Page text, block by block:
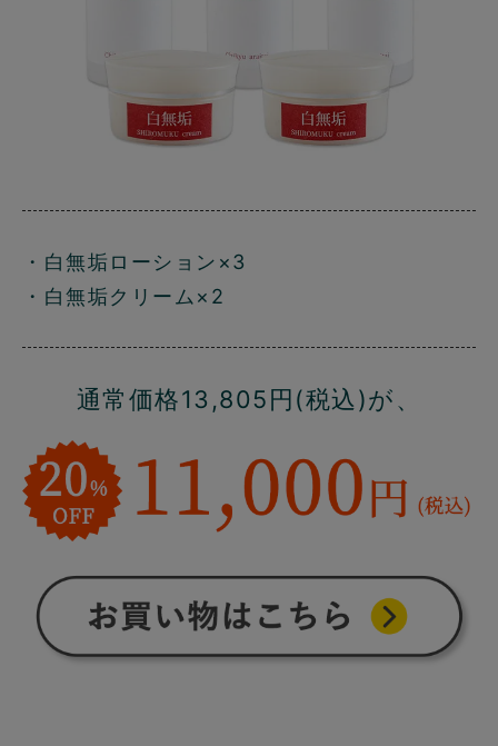
・白無垢ローション×3
・白無垢クリーム×2
通常価格13,805円(税込)が、